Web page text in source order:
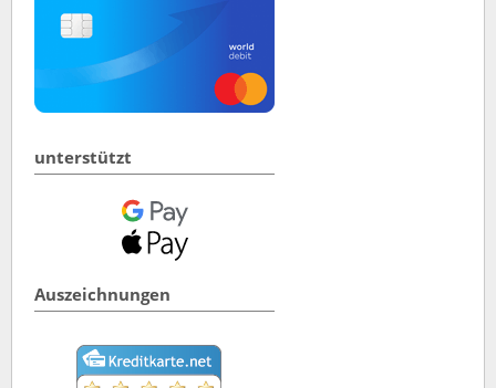
unterstützt
Auszeichnungen